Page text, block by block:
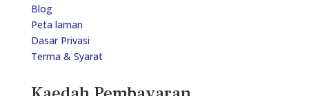
Blog
Peta laman
Dasar Privasi
Terma & Syarat